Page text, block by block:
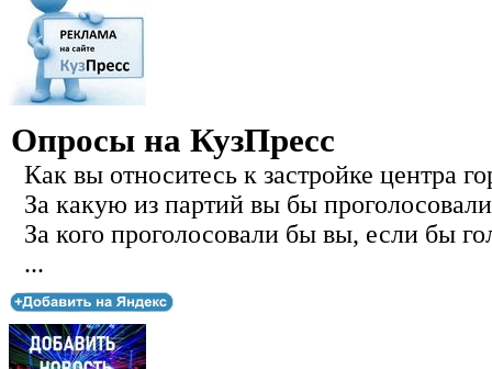
Опросы на КузПресс
Как вы относитесь к застройке центра
За какую из партий вы бы
За кого проголосовали бы вы, если бы
...